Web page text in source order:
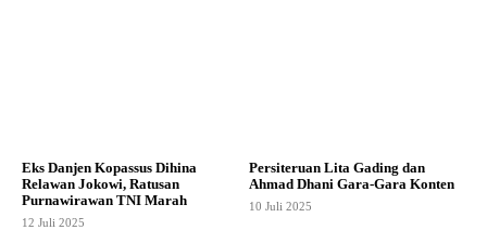
Eks Danjen Kopassus Dihina
Relawan Jokowi, Ratusan
Purnawirawan TNI Marah
12 Juli 2025
Persiteruan Lita Gading dan
Ahmad Dhani Gara-Gara Konten
10 Juli 2025